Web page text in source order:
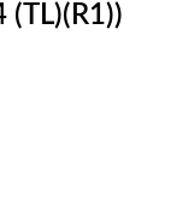
(TL)(R1))